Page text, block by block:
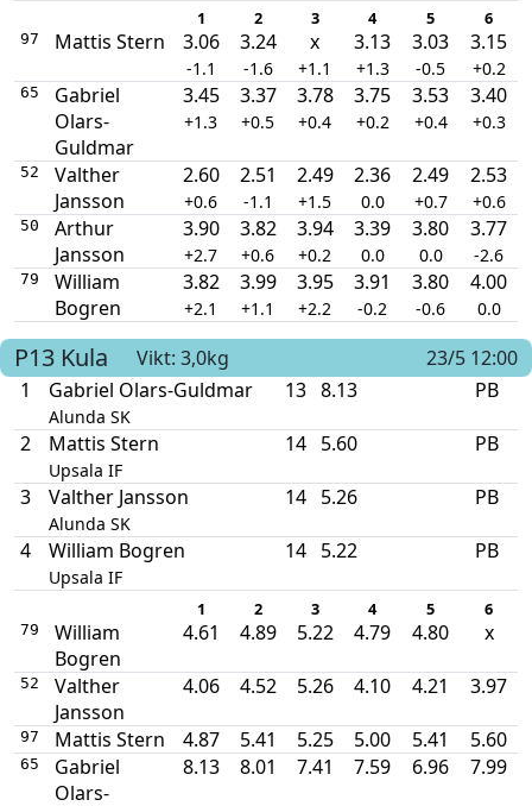
1 2 3 4 5 6
97 Mattis Stern 3.06
-1.1
3.24
-1.6
x
+1.1
3.13
+1.3
3.03
-0.5
3.15
+0.2
65
Gabriel
Olars-
Guldmar
3.45
+1.3
3.37
+0.5
3.78
+0.4
3.75
+0.2
3.53
+0.4
3.40
+0.3
52
Valther
Jansson
2.60
+0.6
2.51
-1.1
2.49
+1.5
2.36
0.0
2.49
+0.7
2.53
+0.6
50
Arthur
Jansson
3.90
+2.7
3.82
+0.6
3.94
+0.2
3.39
0.0
3.80
0.0
3.77
-2.6
79
William
Bogren
3.82
+2.1
3.99
+1.1
3.95
+2.2
3.91
-0.2
3.80
-0.6
4.00
0.0
P13 Kula Vikt: 3,0kg
23/5 12:00
1
Gabriel Olars-Guldmar
Alunda SK
13 8.13 PB
2 Mattis Stern
Upsala IF
14 5.60 PB
3 Valther Jansson
Alunda SK
14 5.26 PB
4 William Bogren
Upsala IF
14 5.22 PB
1 2 3 4 5 6
79
William
Bogren
4.61 4.89 5.22 4.79 4.80 x
52
Valther
Jansson
4.06 4.52 5.26 4.10 4.21 3.97
97 Mattis Stern 4.87 5.41 5.25 5.00 5.41 5.60
65
Gabriel
Olars-
8.13 8.01 7.41 7.59 6.96 7.99